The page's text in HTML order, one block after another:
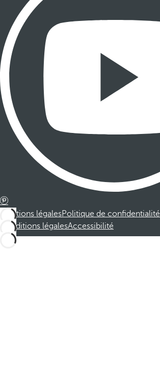
Mentions légalesPolitique de confidentialité
Conditions légalesAccessibilité